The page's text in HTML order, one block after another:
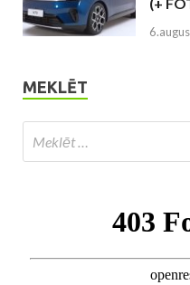
MEKLĒT